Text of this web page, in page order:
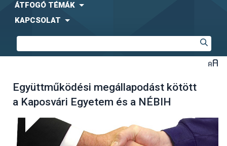
ÁTFOGÓ TÉMÁK
KAPCSOLAT
Együttműködési megállapodást kötött
a Kaposvári Egyetem és a NÉBIH